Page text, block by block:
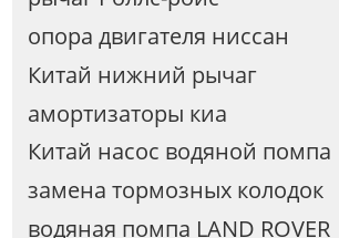
опора двигателя ниссан
Китай нижний рычаг
амортизаторы киа
Китай насос водяной помпа
замена тормозных колодок
водяная помпа LAND ROVER